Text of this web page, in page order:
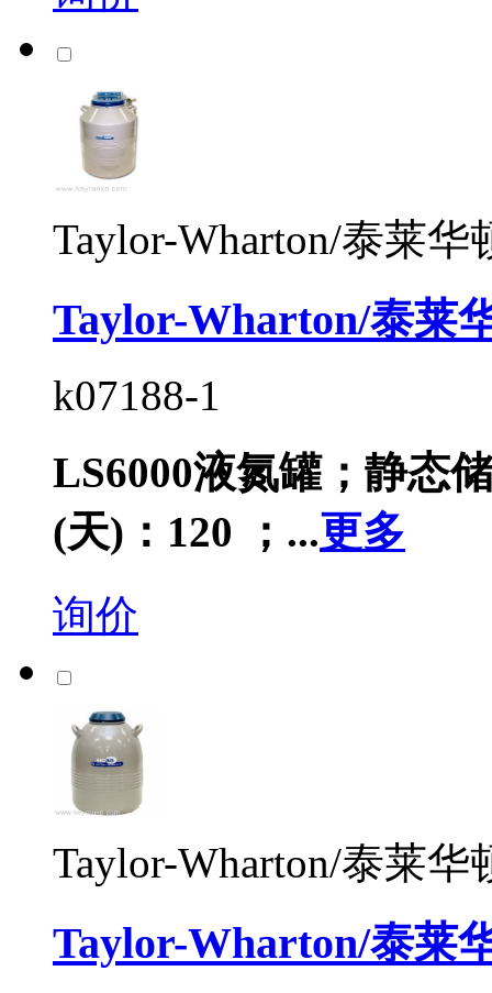
Taylor-Wharton/泰莱华
Taylor-Wharton/泰莱
k07188-1
LS6000液氮罐；静态
(天)：120 ；...更多
询价
Taylor-Wharton/泰莱华
Taylor-Wharton/泰莱